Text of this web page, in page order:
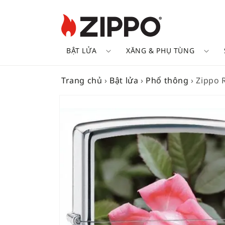
BẬT LỬA XĂNG & PHỤ TÙNG
Trang chủ › Bật lửa › Phổ thông ›Zippo